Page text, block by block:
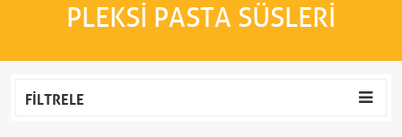
PLEKSI PASTA SÜSLERI
FILTRELE